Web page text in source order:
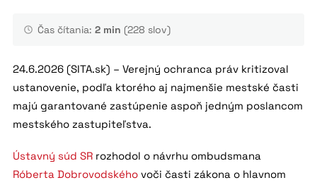
Čas čítania: 2 min (228 slov)
24.6.2026 (SITA.sk) – Verejný ochranca práv kritizoval
ustanovenie, podľa ktorého aj najmenšie mestské časti
majú garantované zastúpenie aspoň jedným poslancom
mestského zastupiteľstva.
Ústavný súd SRrozhodol o návrhu ombudsmana
Róberta Dobrovodskéhovoči časti zákona o hlavnom